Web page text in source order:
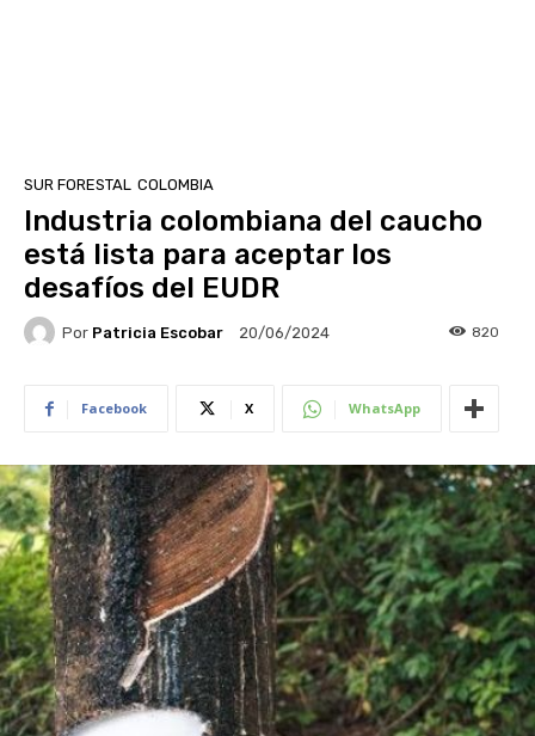
SUR FORESTAL COLOMBIA
Industria colombiana del caucho
está lista para aceptar los
desafíos del EUDR
Por Patricia Escobar 20/06/2024 820
Facebook X WhatsApp